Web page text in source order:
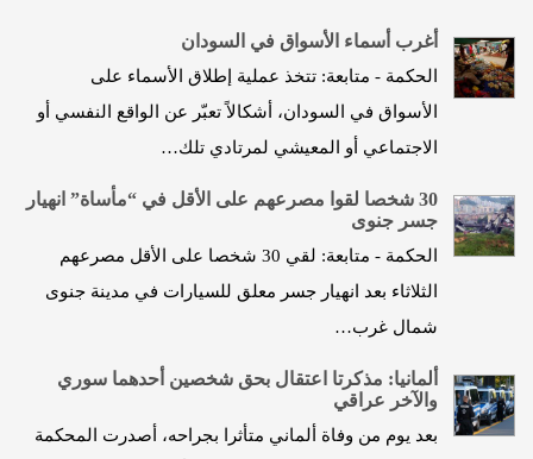
أغرب أسماء الأسواق في السودان
الحكمة - متابعة: تتخذ عملية إطلاق الأسماء على
الأسواق في السودان، أشكالاً تعبّر عن الواقع النفسي أو
الاجتماعي أو المعيشي لمرتادي تلك…
30 شخصا لقوا مصرعهم على الأقل في “مأساة” انهيار
جسر جنوى
الحكمة - متابعة: لقي 30 شخصا على الأقل مصرعهم
الثلاثاء بعد انهيار جسر معلق للسيارات في مدينة جنوى
شمال غرب…
ألمانيا: مذكرتا اعتقال بحق شخصين أحدهما سوري
والآخر عراقي
بعد يوم من وفاة ألماني متأثرا بجراحه، أصدرت المحكمة